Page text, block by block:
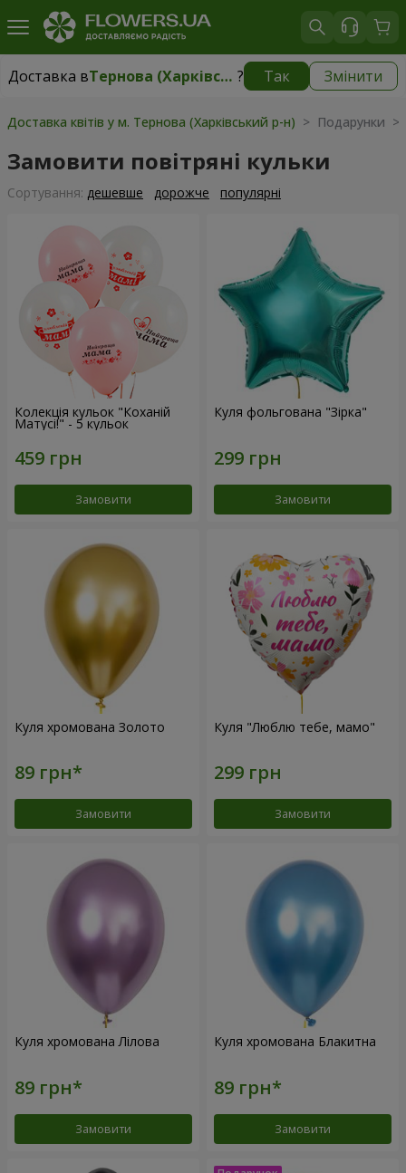
Доставка в Тернова (Харківський р-н) ? Так Змінити
Доставка вТернова (Харківський р-н)| 510 грн
Доставка квітів у м. Тернова (Харківський р-н) > Подарунки >
Замовити повітряні кульки
Сортування: дешевше дорожче популярні
Колекція кульок "Коханій
Матусі!" - 5 кульок
Замовити
Куля фольгована "Зірка"
Замовити
Куля хромована Золото
Замовити
Куля "Люблю тебе, мамо"
Замовити
Куля хромована Лілова
Замовити
Куля хромована Блакитна
Замовити